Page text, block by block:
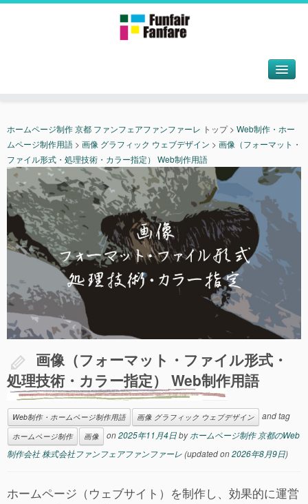
ホームページ制作 京都 ファンフェアファンファーレ トップ> Web制作・ホー
ムページ制作用語 > 画像 グラフィック ウェブデザイン > 画像（フォーマット・
ファイル形式・処理技術・カラー指定） Web制作用語
画像（フォーマット・ファイル形式・
処理技術・カラー指定） Web制作用語
Web制作・ホームページ制作用語 画像 グラフィック ウェブデザイン and tag
ホームページ制作 画像 on2025年11月4日byホームページ制作 京都のWeb
制作会社 株式会社ファンフェアファンファーレ(updated on2026年8月9日)
ホームページ（ウェブサイト）を制作し、効果的に運営